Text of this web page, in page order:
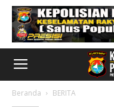
Beranda BERITA